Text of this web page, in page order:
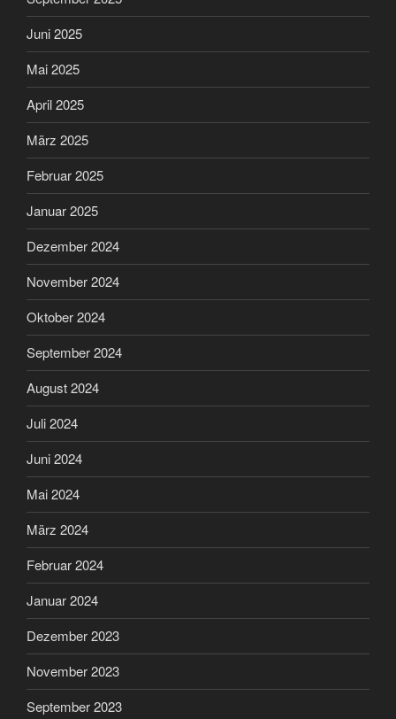
Juni 2025
Mai 2025
April 2025
März 2025
Februar 2025
Januar 2025
Dezember 2024
November 2024
Oktober 2024
September 2024
August 2024
Juli 2024
Juni 2024
Mai 2024
März 2024
Februar 2024
Januar 2024
Dezember 2023
November 2023
September 2023